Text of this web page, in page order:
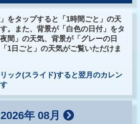
をタップすると「1時間ごと」の天
。また、背景が「白色の日付」をタ
間」の天気、背景が「グレーの日
1日ごと」の天気がご覧いただけま
ック(スライド)すると翌月のカレン
2026年 08月